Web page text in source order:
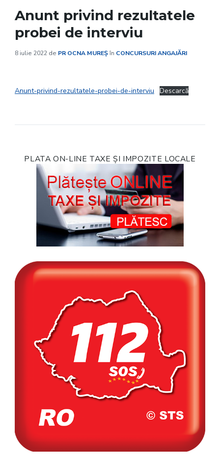
Anunt privind rezultatele
probei de interviu
8 iulie 2022 de PR OCNA MUREȘîn CONCURSURI ANGAJĂRI
Anunt-privind-rezultatele-probei-de-interviu Descarcă
PLATA ON-LINE TAXE ȘI IMPOZITE LOCALE